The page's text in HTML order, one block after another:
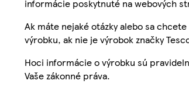
informácie poskytnuté na webových
Ak máte nejaké otázky alebo sa
výrobku, ak nie je výrobok značky
Hoci informácie o výrobku sú
Vaše zákonné práva.